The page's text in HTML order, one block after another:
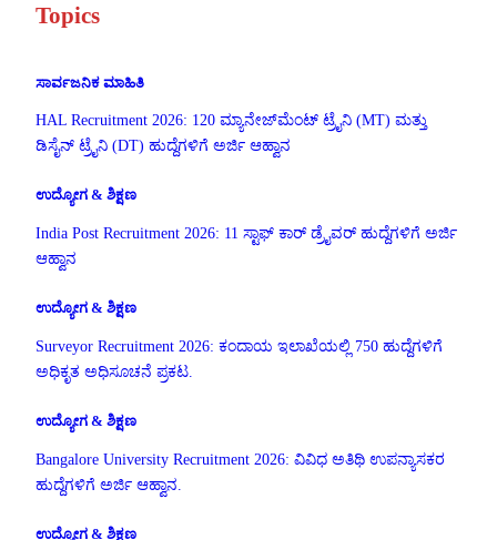
Topics
ಸಾರ್ವಜನಿಕ ಮಾಹಿತಿ
HAL Recruitment 2026: 120 ಮ್ಯಾನೇಜ್‌ಮೆಂಟ್ ಟ್ರೈನಿ (MT) ಮತ್ತು
ಡಿಸೈನ್ ಟ್ರೈನಿ (DT) ಹುದ್ದೆಗಳಿಗೆ ಅರ್ಜಿ ಆಹ್ವಾನ
ಉದ್ಯೋಗ & ಶಿಕ್ಷಣ
India Post Recruitment 2026: 11 ಸ್ಟಾಫ್ ಕಾರ್ ಡ್ರೈವರ್ ಹುದ್ದೆಗಳಿಗೆ ಅರ್ಜಿ
ಆಹ್ವಾನ
ಉದ್ಯೋಗ & ಶಿಕ್ಷಣ
Surveyor Recruitment 2026: ಕಂದಾಯ ಇಲಾಖೆಯಲ್ಲಿ 750 ಹುದ್ದೆಗಳಿಗೆ
ಅಧಿಕೃತ ಅಧಿಸೂಚನೆ ಪ್ರಕಟ.
ಉದ್ಯೋಗ & ಶಿಕ್ಷಣ
Bangalore University Recruitment 2026: ವಿವಿಧ ಅತಿಥಿ ಉಪನ್ಯಾಸಕರ
ಹುದ್ದೆಗಳಿಗೆ ಅರ್ಜಿ ಆಹ್ವಾನ.
ಉದ್ಯೋಗ & ಶಿಕ್ಷಣ